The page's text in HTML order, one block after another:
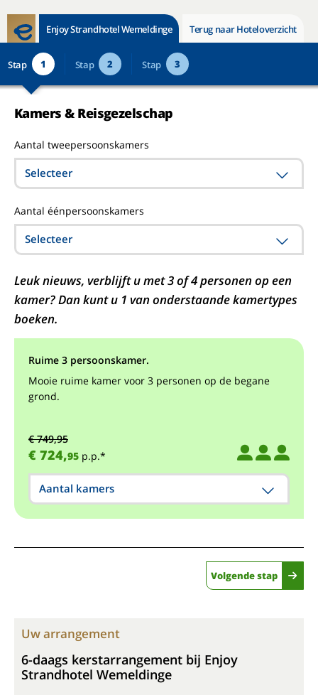
Enjoy Strandhotel Wemeldinge Terug naar Hoteloverzicht
Stap 1 Stap 2 Stap 3
Kamers & Reisgezelschap
Aantal tweepersoonskamers
Selecteer
Aantal éénpersoonskamers
Selecteer
Leuk nieuws, verblijft u met 3 of 4 personen op een
kamer? Dan kunt u 1 van onderstaande kamertypes
boeken.
Ruime 3 persoonskamer.
Mooie ruime kamer voor 3 personen op de begane
grond.
€ 749,95
€ 724,95 p.p.*
Aantal kamers
Volgende stap
Uw arrangement
6-daags kerstarrangement bij Enjoy
Strandhotel Wemeldinge